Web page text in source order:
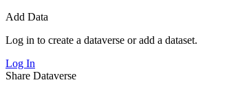
Add Data
Log in to create a dataverse or add a dataset.
Log In
Share Dataverse